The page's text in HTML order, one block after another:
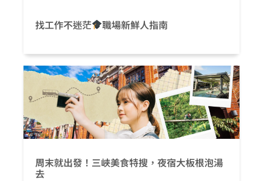
找工作不迷茫 職場新鮮人指南
周末就出發！三峽美食特搜，夜宿大板根泡湯
去